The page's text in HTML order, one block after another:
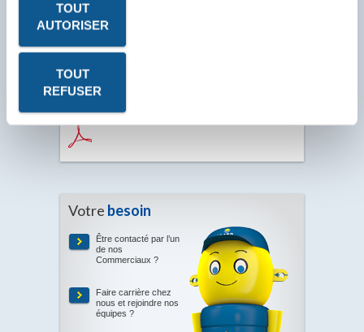
TOUT
AUTORISER
TOUT
REFUSER
Les fiches produits, les fiches de données de sécurité, les
le logiciel Acrobat Reader. Cliquez sur l'icône pour le
Votre besoin
Être contacté par l’un
de nos
Commerciaux ?
Faire carrière chez
nous et rejoindre nos
équipes ?